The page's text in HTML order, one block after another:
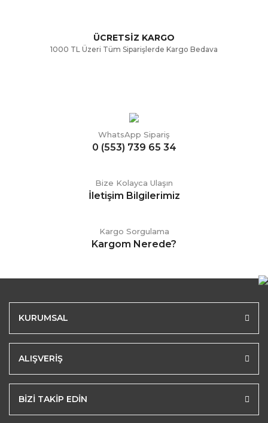
Gönder
ÜCRETSİZ KARGO
1000 TL Üzeri Tüm Siparişlerde Kargo Bedava
WhatsApp Sipariş
0 (553) 739 65 34
Bize Kolayca Ulaşın
İletişim Bilgilerimiz
Kargo Sorgulama
Kargom Nerede?
KURUMSAL
ALIŞVERİŞ
BİZİ TAKİP EDİN